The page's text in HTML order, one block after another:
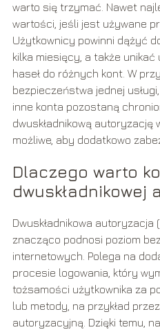
warto się trzymać. Nawet
wartości, jeśli jest używane
Użytkownicy powinni dążyć
kilka miesięcy, a także
haseł do różnych kont. W
bezpieczeństwa jednej
inne konta pozostaną
dwuskładnikową autoryzację
możliwe, aby dodatkowo
Dlaczego warto
dwuskładnikowej
Dwuskładnikowa autoryzacja
znacząco podnosi poziom
internetowych. Polega na
procesie logowania, który
tożsamości użytkownika za
lub metody, na przykład
autoryzacyjną. Dzięki temu,